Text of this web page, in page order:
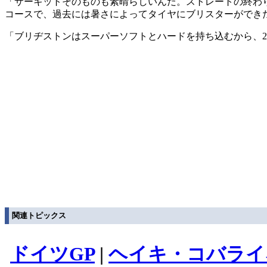
コースで、過去には暑さによってタイヤにブリスターがで
「ブリヂストンはスーパーソフトとハードを持ち込むから
関連トピックス
ドイツGP| ヘイキ・コバラ